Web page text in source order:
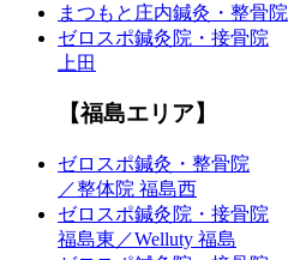
まつもと庄内鍼灸・整骨院
ゼロスポ鍼灸院・接骨院
上田
【福島エリア】
ゼロスポ鍼灸・整骨院
／整体院 福島西
ゼロスポ鍼灸院・接骨院
福島東／Welluty 福島